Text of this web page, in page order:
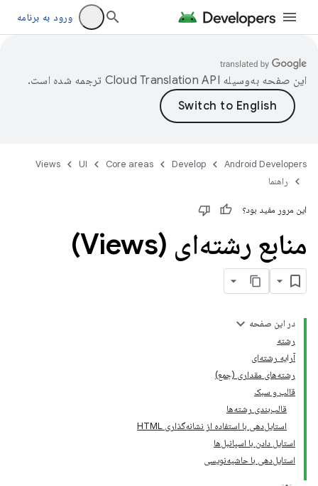
ورود به برنامه
این صفحه به‌وسیله ترجمه شده است.
Android Developers
Develop
Core areas
UI
Views
راهنما
این مرور مفید بود؟
منابع رشته‌ای (Views)
در این صفحه
رشته
آرایه رشته‌ای
رشته‌های مقداری (جمع)
قالب و سبک
قالب‌بندی رشته‌ها
استایل‌دهی با استفاده از نشانه‌گذاری HTML
استایل دادن با اسپانبل‌ها
استایل‌دهی با حاشیه‌نویسی